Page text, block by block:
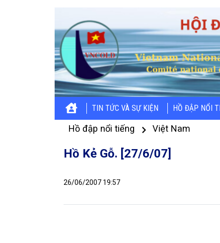
TIN TỨC VÀ SỰ KIỆN HỒ ĐẬP NỔI
Hồ đập nổi tiếng Việt Nam
Hồ Kẻ Gỗ. [27/6/07]
26/06/2007 19:57